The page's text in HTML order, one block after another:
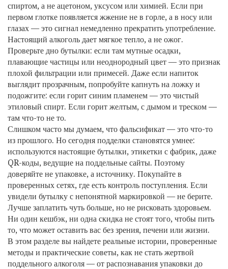
спиртом, а не ацетоном, уксусом или химией. Если при
первом глотке появляется жжение не в горле, а в носу или
глазах — это сигнал немедленно прекратить употребление.
Настоящий алкоголь дает мягкое тепло, а не ожог.
Проверьте дно бутылки: если там мутные осадки,
плавающие частицы или неоднородный цвет — это признак
плохой фильтрации или примесей. Даже если напиток
выглядит прозрачным, попробуйте капнуть на ложку и
подожгите: если горит синим пламенем — это чистый
этиловый спирт. Если горит желтым, с дымом и треском —
там что-то не то.
Слишком часто мы думаем, что фальсификат — это что-то
из прошлого. Но сегодня подделки становятся умнее:
используются настоящие бутылки, этикетки с фабрик, даже
QR-коды, ведущие на поддельные сайты. Поэтому
доверяйте не упаковке, а источнику. Покупайте в
проверенных сетях, где есть контроль поступления. Если
увидели бутылку с непонятной маркировкой — не берите.
Лучше заплатить чуть больше, но не рисковать здоровьем.
Ни один кешбэк, ни одна скидка не стоят того, чтобы пить
то, что может оставить вас без зрения, печени или жизни.
В этом разделе вы найдете реальные истории, проверенные
методы и практические советы, как не стать жертвой
поддельного алкоголя — от распознавания упаковки до